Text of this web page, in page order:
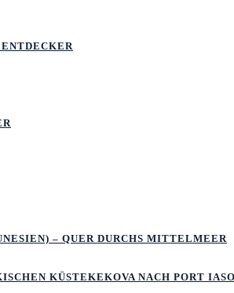
– QUER DURCHS MITTELMEER
KÜSTEKEKOVA NACH PORT